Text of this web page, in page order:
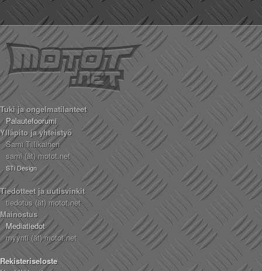
Tuki ja ongelmatilanteet
Palautefoorumi
Ylläpito ja yhteistyö
Sami Tiilikainen
sami (ät) motot.net
STi Design
Tiedotteet ja uutisvinkit
tiedotus (ät) motot.net
Mainostus
Mediatiedot
myynti (ät) motot.net
Rekisteriseloste